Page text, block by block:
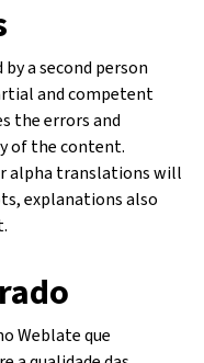
a second person
and competent
the errors and
of the content.
alpha translations will
explanations also
Weblate que